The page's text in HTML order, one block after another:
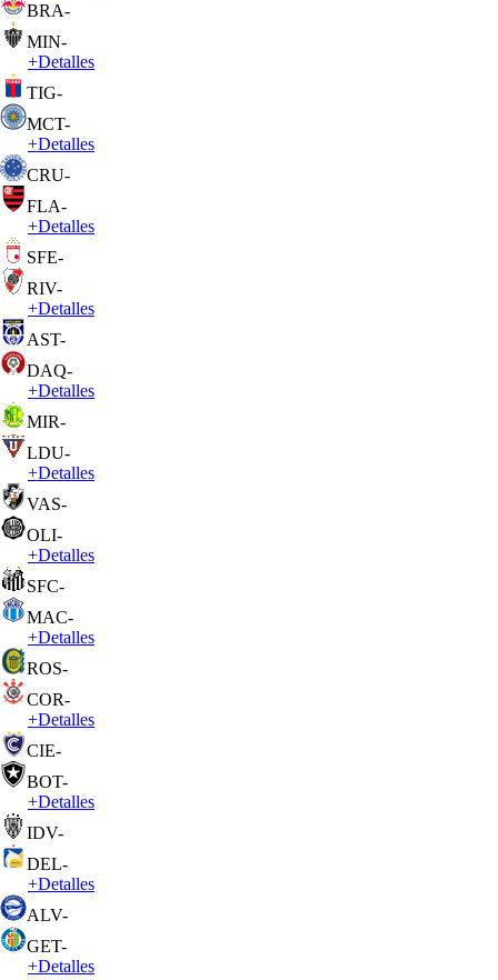
BRA-
MIN-
+Detalles
TIG-
MCT-
+Detalles
CRU-
FLA-
+Detalles
SFE-
RIV-
+Detalles
AST-
DAQ-
+Detalles
MIR-
LDU-
+Detalles
VAS-
OLI-
+Detalles
SFC-
MAC-
+Detalles
ROS-
COR-
+Detalles
CIE-
BOT-
+Detalles
IDV-
DEL-
+Detalles
ALV-
GET-
+Detalles